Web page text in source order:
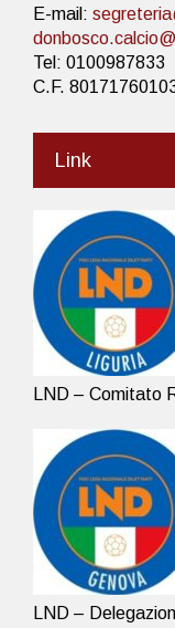
E-mail:
Tel: 0100987833
C.F.
Link
LND – Comitato
LND –